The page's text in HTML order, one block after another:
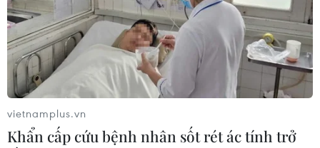
vietnamplus.vn
Khẩn cấp cứu bệnh nhân sốt rét ác tính trở